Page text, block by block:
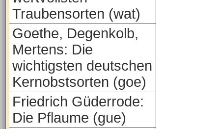
Traubensorten (wat)
Goethe, Degenkolb,
Mertens: Die
wichtigsten deutschen
Kernobstsorten (goe)
Friedrich Güderrode:
Die Pflaume (gue)